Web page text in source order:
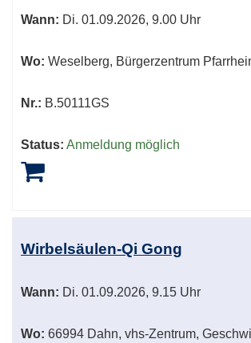
Wann: Di. 01.09.2026, 9.00 Uhr
Wo: Weselberg, Bürgerzentrum
Nr.: B.50111GS
Status: Anmeldung möglich
Wirbelsäulen-Qi Gong
Wann: Di. 01.09.2026, 9.15 Uhr
Wo: 66994 Dahn, vhs-Zentrum,